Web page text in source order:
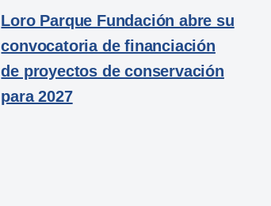
Loro Parque Fundación abre su
convocatoria de financiación
de proyectos de conservación
para 2027